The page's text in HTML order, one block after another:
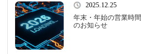
2025.12.25
年末・年始の営業時間
のお知らせ